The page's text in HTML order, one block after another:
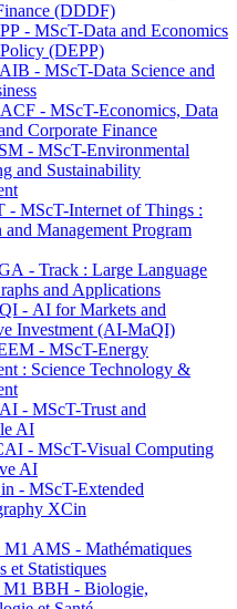
(DDDF)
- MScT-Data and Economics
(DEPP)
- MScT-Data Science and
- MScT-Economics, Data
Corporate Finance
- MScT-Environmental
and Sustainability
- MScT-Internet of Things :
Management Program
- Track : Large Language
and Applications
- AI for Markets and
Investment (AI-MaQI)
- MScT-Energy
: Science Technology &
- MScT-Trust and
AI
- MScT-Visual Computing
AI
- MScT-Extended
XCin
AMS - Mathématiques
et Statistiques
BBH - Biologie,